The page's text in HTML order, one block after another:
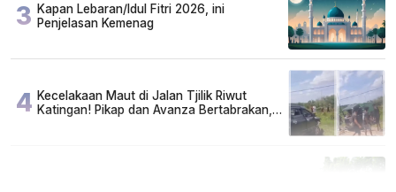
3 Kapan Lebaran/Idul Fitri 2026, ini
Penjelasan Kemenag
4 Kecelakaan Maut di Jalan Tjilik Riwut
Katingan! Pikap dan Avanza Bertabrakan,